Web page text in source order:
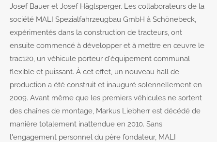
Josef Bauer et Josef Häglsperger. Les collaborateurs de la
société MALI Spezialfahrzeugbau GmbH à Schönebeck,
expérimentés dans la construction de tracteurs, ont
ensuite commencé à développer et à mettre en œuvre le
trac120, un véhicule porteur d'équipement communal
flexible et puissant. À cet effet, un nouveau hall de
production a été construit et inauguré solennellement en
2009. Avant même que les premiers véhicules ne sortent
des chaînes de montage, Markus Liebherr est décédé de
manière totalement inattendue en 2010. Sans
l'engagement personnel du père fondateur, MALI